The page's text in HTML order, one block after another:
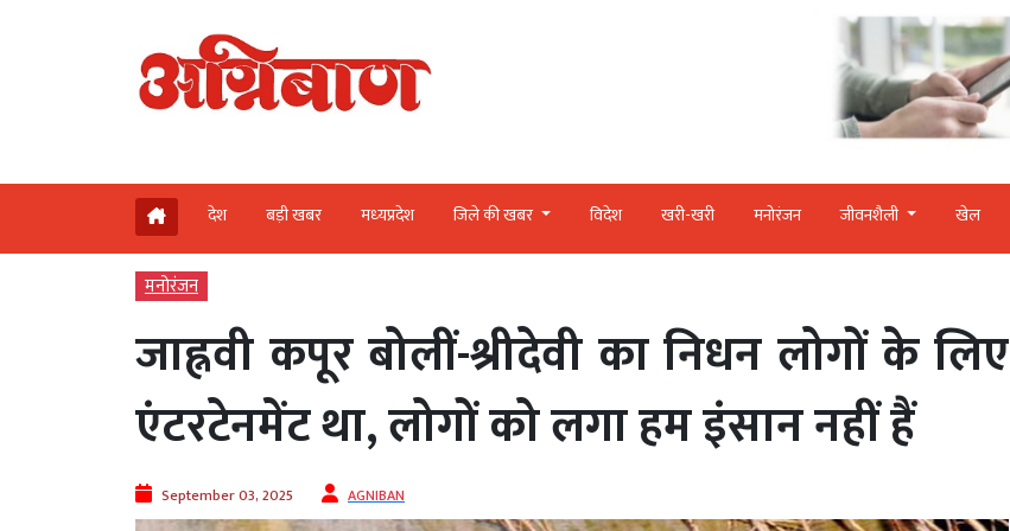
देश बड़ी खबर मध्‍यप्रदेश जिले की खबर विदेश खरी-खरी मनोरंजन जीवनशैली खेल
मनोरंजन
जाह्नवी कपूर बोलीं-श्रीदेवी का निधन लोगों के लिए
एंटरटेनमेंट था, लोगों को लगा हम इंसान नहीं हैं
September 03, 2025 AGNIBAN